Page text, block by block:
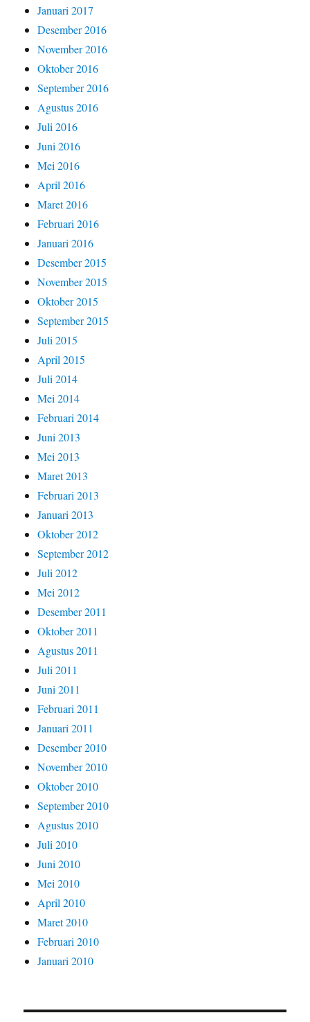
Januari 2017
Desember 2016
November 2016
Oktober 2016
September 2016
Agustus 2016
Juli 2016
Juni 2016
Mei 2016
April 2016
Maret 2016
Februari 2016
Januari 2016
Desember 2015
November 2015
Oktober 2015
September 2015
Juli 2015
April 2015
Juli 2014
Mei 2014
Februari 2014
Juni 2013
Mei 2013
Maret 2013
Februari 2013
Januari 2013
Oktober 2012
September 2012
Juli 2012
Mei 2012
Desember 2011
Oktober 2011
Agustus 2011
Juli 2011
Juni 2011
Februari 2011
Januari 2011
Desember 2010
November 2010
Oktober 2010
September 2010
Agustus 2010
Juli 2010
Juni 2010
Mei 2010
April 2010
Maret 2010
Februari 2010
Januari 2010